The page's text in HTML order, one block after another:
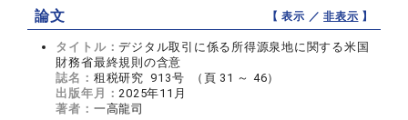
論文 【 表示 ／非表示 】
タイトル：デジタル取引に係る所得源泉地に関する米国
財務省最終規則の含意
誌名： 租税研究 913号 （頁 31 ～ 46）
出版年月：2025年11月
著者： 一高龍司